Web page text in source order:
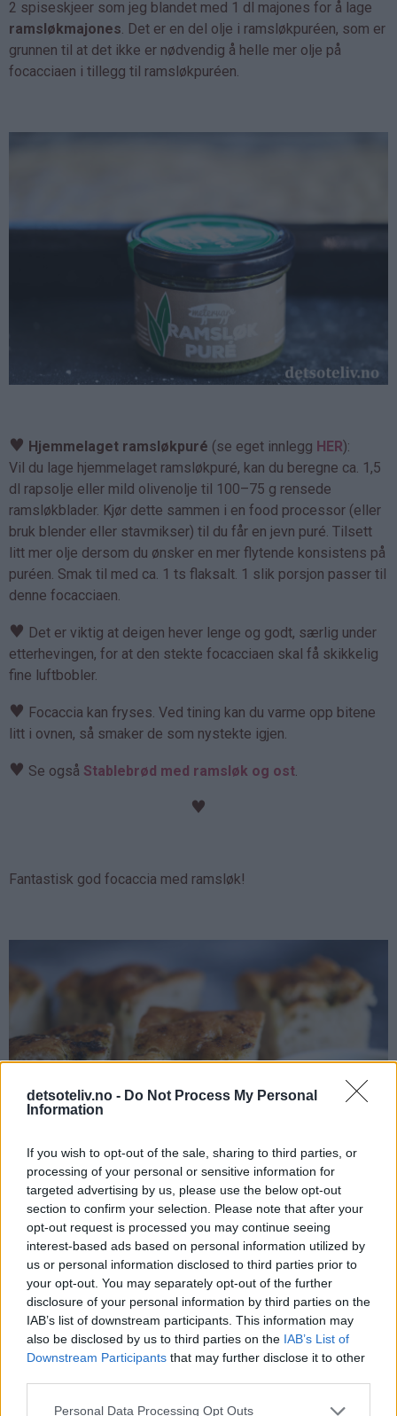
detsoteliv.no - Do Not Process My Personal
Information
If you wish to opt-out of the sale, sharing to third parties, or
processing of your personal or sensitive information for
targeted advertising by us, please use the below opt-out
section to confirm your selection. Please note that after your
opt-out request is processed you may continue seeing
interest-based ads based on personal information utilized by
us or personal information disclosed to third parties prior to
your opt-out. You may separately opt-out of the further
disclosure of your personal information by third parties on the
IAB’s list of downstream participants. This information may
also be disclosed by us to third parties on the IAB’s List of
Downstream Participants that may further disclose it to other
Personal Data Processing Opt Outs
2 spiseskjeer som jeg blandet med 1 dl majones for å lage
ramsløkmajones . Det er en del olje i ramsløkpuréen, som er
grunnen til at det ikke er nødvendig å helle mer olje på
focacciaen i tillegg til ramsløkpuréen.
♥ Hjemmelaget ramsløkpuré (se eget innlegg HER):
Vil du lage hjemmelaget ramsløkpuré, kan du beregne ca. 1,5
dl rapsolje eller mild olivenolje til 100–75 g rensede
ramsløkblader. Kjør dette sammen i en food processor (eller
bruk blender eller stavmikser) til du får en jevn puré. Tilsett
litt mer olje dersom du ønsker en mer flytende konsistens på
puréen. Smak til med ca. 1 ts flaksalt. 1 slik porsjon passer til
denne focacciaen.
♥ Det er viktig at deigen hever lenge og godt, særlig under
etterhevingen, for at den stekte focacciaen skal få skikkelig
fine luftbobler.
♥ Focaccia kan fryses. Ved tining kan du varme opp bitene
litt i ovnen, så smaker de som nystekte igjen.
♥ Se også Stablebrød med ramsløk og ost.
♥
Fantastisk god focaccia med ramsløk!
♥♥♥♥ ♥